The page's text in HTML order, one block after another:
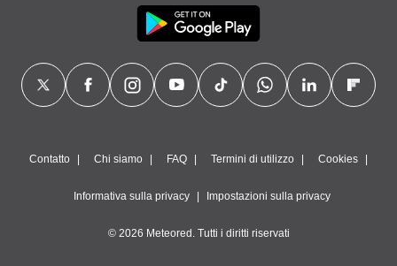
Contatto Chi siamo FAQ Termini di utilizzo Cookies
Informativa sulla privacy Impostazioni sulla privacy
© 2026 Meteored. Tutti i diritti riservati